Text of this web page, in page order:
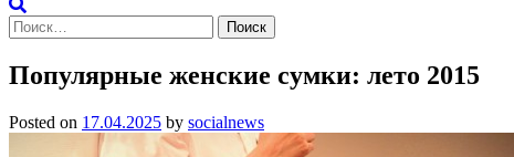
Найти:
Популярные женские сумки: лето 2015
Posted on 17.04.2025 by socialnews